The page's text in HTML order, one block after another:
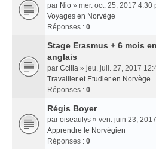
par Nio » mer. oct. 25, 2017 4:30
Voyages en Norvège
Réponses : 0
Stage Erasmus + 6 mois
anglais
par Ccilia » jeu. juil. 27, 2017
Travailler et Etudier en Norvège
Réponses : 0
Régis Boyer
par oiseaulys » ven. juin 23,
Apprendre le Norvégien
Réponses : 0